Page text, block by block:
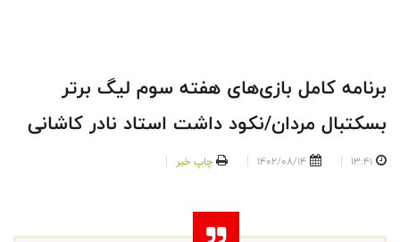
برنامه کامل بازی‌های هفته سوم لیگ برتر
بسکتبال مردان/نکود داشت استاد نادر کاشانی
13:41
1402/08/14 چاپ خبر